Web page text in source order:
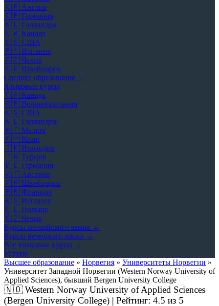
🇬🇧 Англия
🇩🇪 Германия
🇳🇱 Голландия
🇨🇦 Канада
🇺🇸 США
🇪🇸 Испания
🇨🇿 Чехия
🇨🇭 Швейцария
Среднее образование →
Языковые курсы
🇨🇦 Канада
🇬🇧 Великобритания
🇺🇸 США
🇳🇱 Голландия
🇲🇹 Мальта
🇨🇾 Кипр
🇮🇪 Ирландия
🇹🇷 Турция
🇩🇪 Германия
🇦🇹 Австрия
🇨🇭 Швейцария
🇫🇷 Франция
🇪🇸 Испания
🇵🇱 Польша
🇨🇿 Чехия
Курсы английского языка →
Курсы немецкого языка →
Все языковые курсы →
Услуги
Высшее образование » Норвегия » Университеты Норвегии »
Университет Западной Норвегии (Western Norway University of
Applied Sciences), бывший Bergen University College
🇳🇴Western Norway University of Applied Sciences
(Bergen University College) | Рейтинг: 4.5 из 5